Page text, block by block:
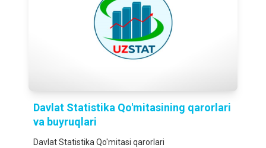
Davlat Statistika Qo'mitasining qarorlari
va buyruqlari
Davlat Statistika Qo'mitasi qarorlari